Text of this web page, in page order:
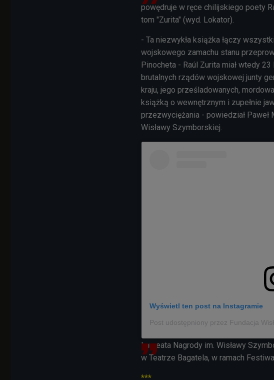
powędruje w ręce chilijskiego poety
tom "Zurita" (wyd. Lokator).
- Ta niezwykła książka łączy
wojskowego zamachu stanu
Pinocheta - Raúl Zurita miał wtedy
brutalnych rządów wojskowej junty
kraju, jego prześladowanych,
książką o wewnętrznym i zupełnie
przezwyciężania - powiedział Paweł
Wisławy Szymborskiej.
Wyświetl ten post na Instagramie
Laureata Nagrody im. Wisławy
w Teatrze Bagatela, w ramach
***